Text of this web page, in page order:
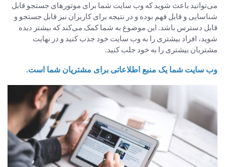
می‌توانید باعث شوید که وب سایت شما برای موتورهای جستجو قابل
شناسایی و قابل فهم بوده و در نتیجه برای کاربران نیز قابل جستجو و
قابل دسترس باشد. این موضوع به شما کمک می‌کند که بیشتر دیده
شوید، افراد بیشتری را به وب سایت خود جذب کنید و در نهایت
مشتریان بیشتری را به خود جلب کنید.
وب سایت شما یک منبع اطلاعاتی برای مشتریان شما است.